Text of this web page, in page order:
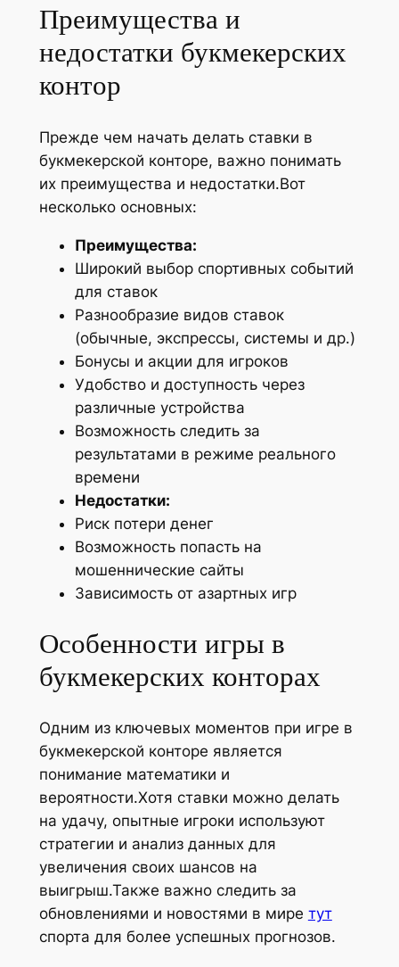
Преимущества и
недостатки букмекерских
контор
Прежде чем начать делать ставки в
букмекерской конторе, важно понимать
их преимущества и недостатки.Вот
несколько основных:
Преимущества:
Широкий выбор спортивных событий
для ставок
Разнообразие видов ставок
(обычные, экспрессы, системы и др.)
Бонусы и акции для игроков
Удобство и доступность через
различные устройства
Возможность следить за
результатами в режиме реального
времени
Недостатки:
Риск потери денег
Возможность попасть на
мошеннические сайты
Зависимость от азартных игр
Особенности игры в
букмекерских конторах
Одним из ключевых моментов при игре в
букмекерской конторе является
понимание математики и
вероятности.Хотя ставки можно делать
на удачу, опытные игроки используют
стратегии и анализ данных для
увеличения своих шансов на
выигрыш.Также важно следить за
обновлениями и новостями в мире тут
спорта для более успешных прогнозов.